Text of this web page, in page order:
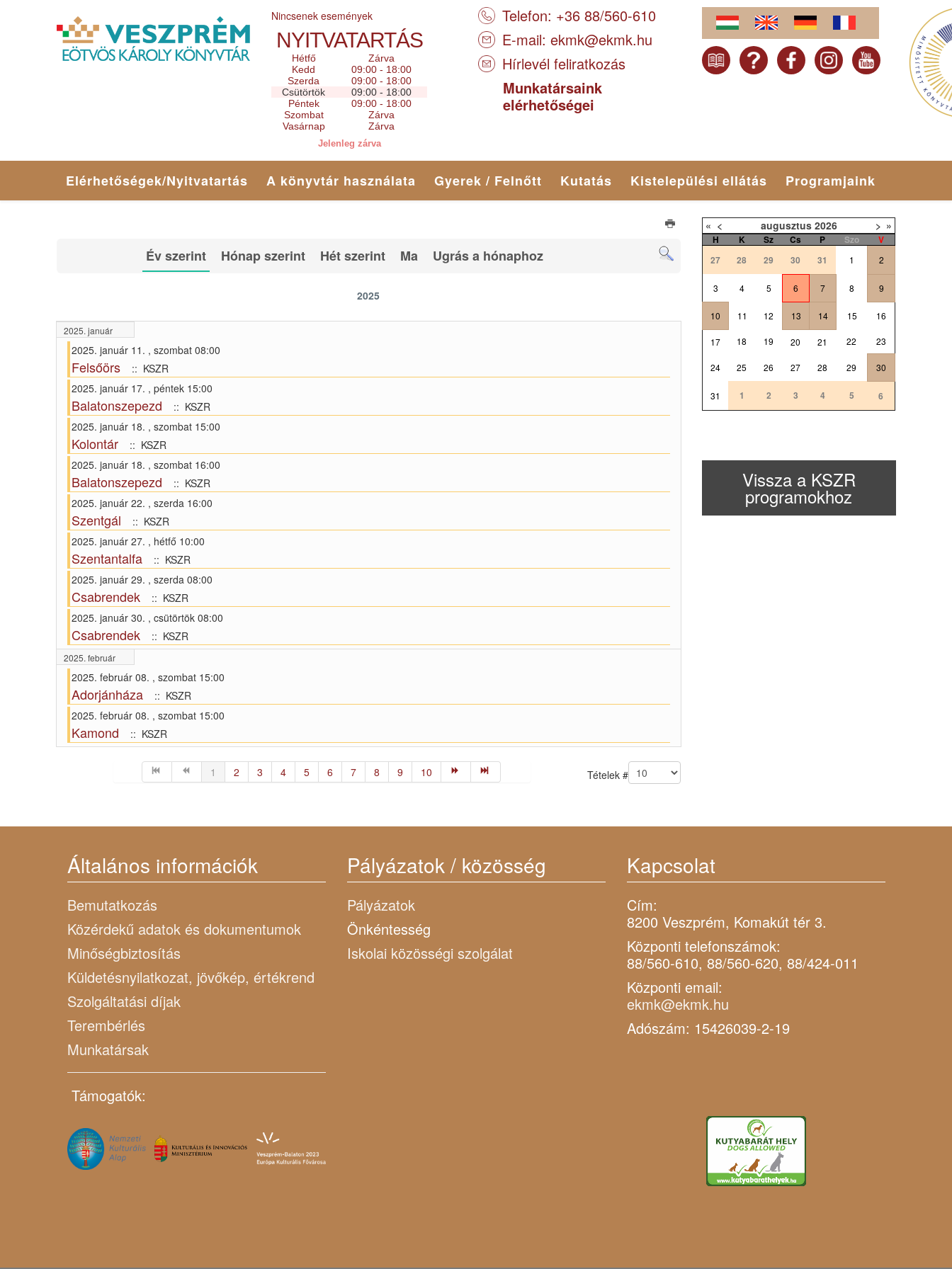
Nincsenek események
NYITVATARTÁS
Hétfő
Zárva
Kedd
09:00 - 18:00
Szerda
09:00 - 18:00
Csütörtök
09:00 - 18:00
Péntek
09:00 - 18:00
Szombat
Zárva
Vasárnap
Zárva
Jelenleg zárva
Telefon: +36 88/560-610
E-mail: ekmk@ekmk.hu
Hírlevél feliratkozás
Munkatársaink
elérhetőségei
Elérhetőségek/Nyitvatartás A könyvtár használata Gyerek / Felnőtt Kutatás Kistelepülési ellátás Programjaink
Év szerint Hónap szerint Hét szerint Ma Ugrás a hónaphoz
2025
2025. január
2025. január 11. , szombat 08:00
Felsőörs
:: KSZR
2025. január 17. , péntek 15:00
Balatonszepezd
:: KSZR
2025. január 18. , szombat 15:00
Kolontár
:: KSZR
2025. január 18. , szombat 16:00
Balatonszepezd
:: KSZR
2025. január 22. , szerda 16:00
Szentgál
:: KSZR
2025. január 27. , hétfő 10:00
Szentantalfa
:: KSZR
2025. január 29. , szerda 08:00
Csabrendek
:: KSZR
2025. január 30. , csütörtök 08:00
Csabrendek :: KSZR
2025. február
2025. február 08. , szombat 15:00
Adorjánháza
:: KSZR
2025. február 08. , szombat 15:00
Kamond :: KSZR
Pagination List Limit Tételek #
1 2 3 4 5 6 7 8 9 10
« < augusztus 2026 > »
H K Sz Cs P Szo
V
27
28 29 30 31 1 2
3 4 5 6 7 8 9
10 11 12 13 14 15 16
17 18 19 20 21 22 23
24 25 26 27 28 29 30
31 1 2 3 4 5 6
Vissza a KSZR
programokhoz
Általános információk
Bemutatkozás
Közérdekű adatok és dokumentumok
Minőségbiztosítás
Küldetésnyilatkozat, jövőkép, értékrend
Szolgáltatási díjak
Terembérlés
Munkatársak
Támogatók:
Pályázatok / közösség
Pályázatok
Önkéntesség
Iskolai közösségi szolgálat
Kapcsolat
Cím:
8200 Veszprém, Komakút tér 3.
Központi telefonszámok:
88/560-610, 88/560-620, 88/424-011
Központi email:
ekmk@ekmk.hu
Adószám: 15426039-2-19